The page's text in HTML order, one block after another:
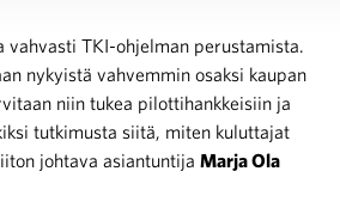
vahvasti TKI-ohjelman perustamista.
nykyistä vahvemmin osaksi kaupan
niin tukea pilottihankkeisiin ja
tutkimusta siitä, miten kuluttajat
johtava asiantuntija Marja Ola